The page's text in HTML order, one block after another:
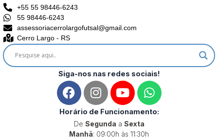
+55 55 98446-6243
55 98446-6243
assessoriacerrolargofutsal@gmail.com
Cerro Largo - RS
Siga-nos nas redes sociais!
F
a
c
e
b
I
n
s
t
a
Y
o
u
t
u
W
h
a
Horário de Funcionamento:
De Segunda a Sexta
Manhã: 09:00h às 11:30h